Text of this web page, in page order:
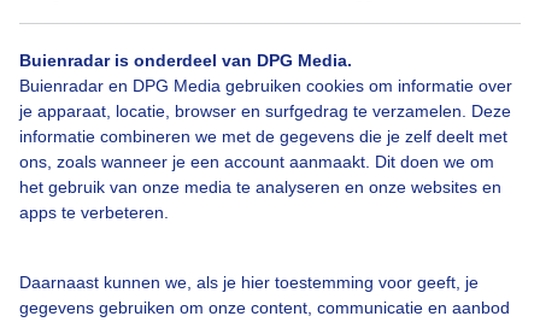
Buienradar is onderdeel van DPG Media.
Buienradar en DPG Media gebruiken cookies om informatie over
je apparaat, locatie, browser en surfgedrag te verzamelen. Deze
informatie combineren we met de gegevens die je zelf deelt met
ons, zoals wanneer je een account aanmaakt. Dit doen we om
het gebruik van onze media te analyseren en onze websites en
apps te verbeteren.
Daarnaast kunnen we, als je hier toestemming voor geeft, je
gegevens gebruiken om onze content, communicatie en aanbod